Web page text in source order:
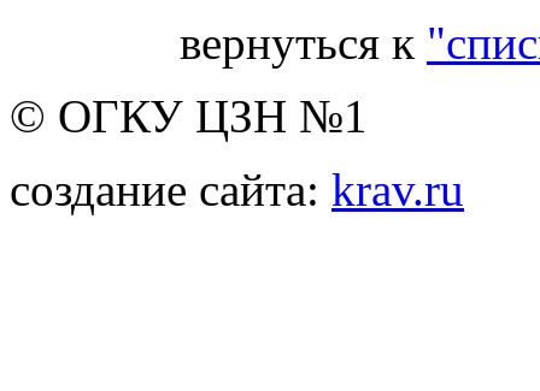
вернуться к
© ОГКУ ЦЗН №1
создание сайта: krav.ru